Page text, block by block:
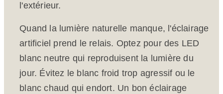
l'extérieur.
Quand la lumière naturelle manque, l'éclairage
artificiel prend le relais. Optez pour des LED
blanc neutre qui reproduisent la lumière du
jour. Évitez le blanc froid trop agressif ou le
blanc chaud qui endort. Un bon éclairage